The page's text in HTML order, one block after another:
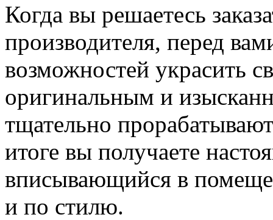
Когда вы решаетесь
производителя, перед
возможностей украсить
оригинальным и
тщательно
итоге вы получаете
вписывающийся в
и по стилю.